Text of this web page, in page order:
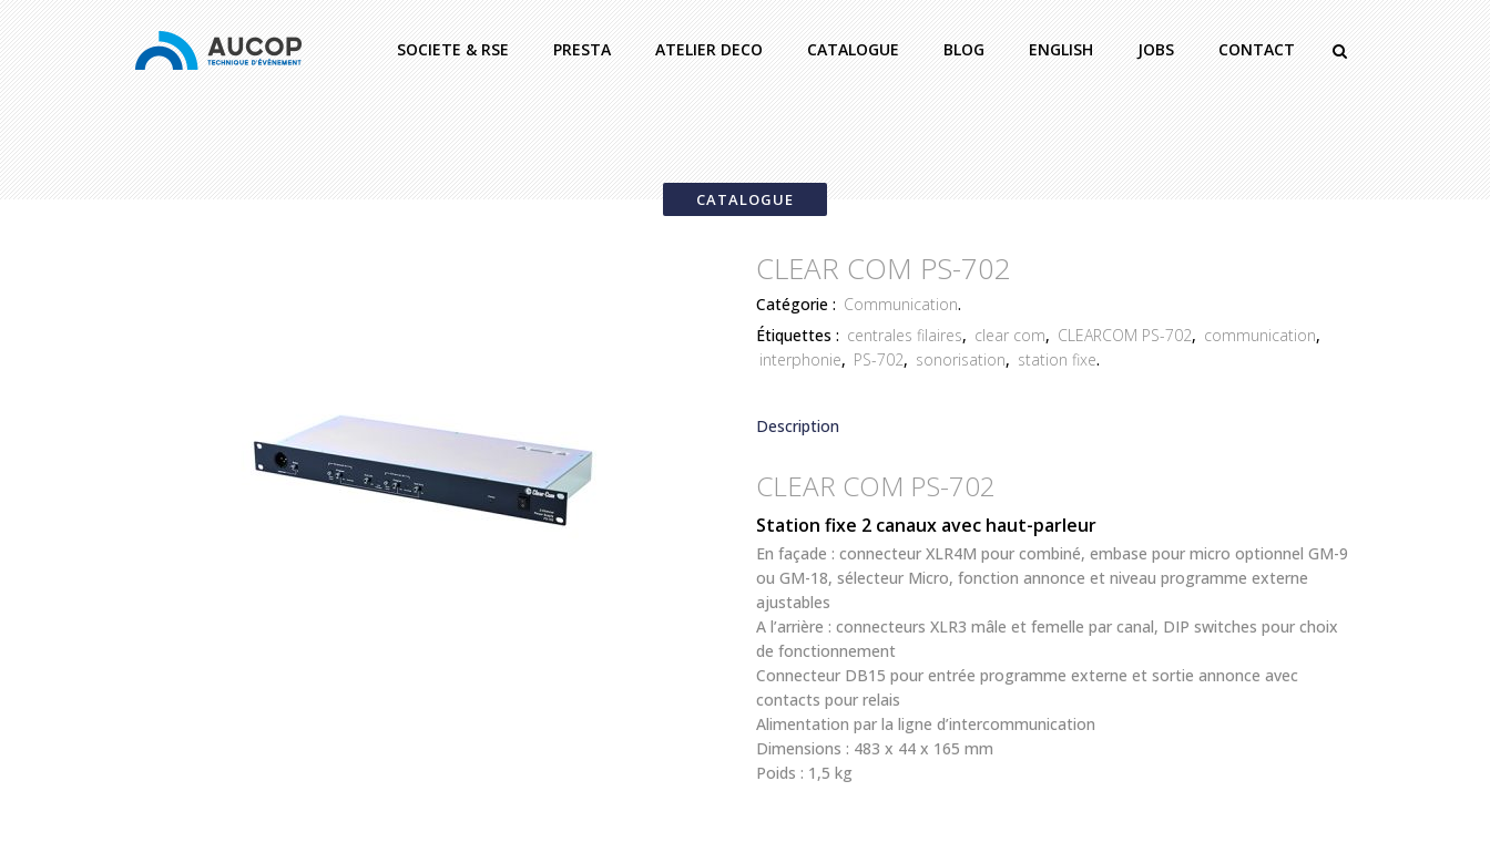
SOCIETE & RSE PRESTA ATELIER DECO CATALOGUE BLOG ENGLISH JOBS CONTACT
CATALOGUE
CLEAR COM PS-702
Catégorie : Communication.
Étiquettes : centrales filaires, clear com, CLEARCOM PS-702, communication,
interphonie, PS-702, sonorisation, station fixe.
Description
CLEAR COM PS-702
Station fixe 2 canaux avec haut-parleur
En façade : connecteur XLR4M pour combiné, embase pour micro optionnel GM-9
ou GM-18, sélecteur Micro, fonction annonce et niveau programme externe
ajustables
A l’arrière : connecteurs XLR3 mâle et femelle par canal, DIP switches pour choix
de fonctionnement
Connecteur DB15 pour entrée programme externe et sortie annonce avec
contacts pour relais
Alimentation par la ligne d’intercommunication
Dimensions : 483 x 44 x 165 mm
Poids : 1,5 kg